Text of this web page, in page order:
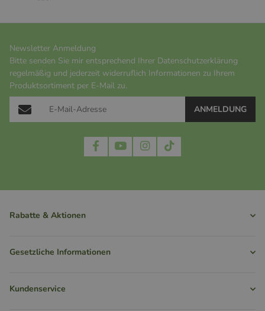
Newsletter Anmeldung
Bitte senden Sie mir entsprechend Ihrer Datenschutzerklärung
regelmäßig und jederzeit widerruflich Informationen zu Ihrem
Produktsortiment per E-Mail zu.
ANMELDUNG
Rabatte & Aktionen
Gesetzliche Informationen
Kundenservice